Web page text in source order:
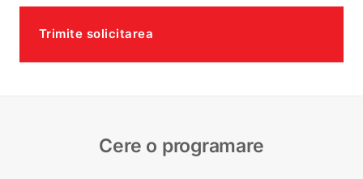
Trimite solicitarea
Cere o programare